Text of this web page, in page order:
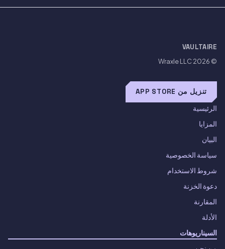
VAULTAIRE
© 2026
Wraxle LLC
تنزيل من APP STORE
الرئيسية
المزايا
البيان
سياسة الخصوصية
شروط الاستخدام
دعوة الخزنة
المقارنة
الأدلة
السيناريوهات